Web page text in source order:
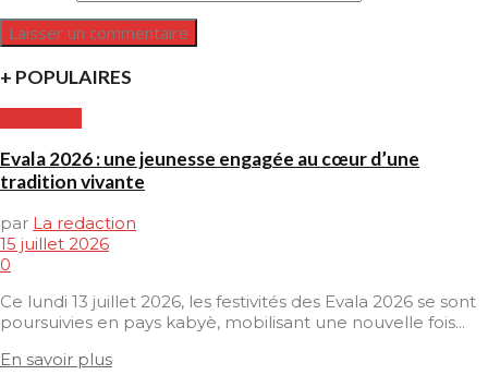
+ POPULAIRES
Evala 2026 : une jeunesse engagée au cœur d’une
tradition vivante
par La redaction
15 juillet 2026
0
Ce lundi 13 juillet 2026, les festivités des Evala 2026 se sont
poursuivies en pays kabyè, mobilisant une nouvelle fois...
En savoir plus